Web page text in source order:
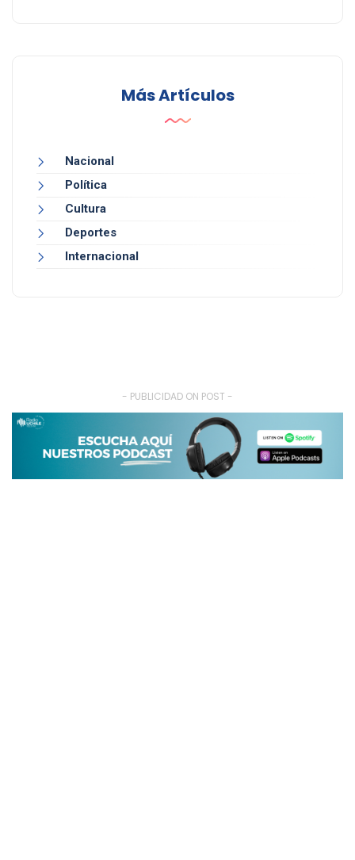
Más Artículos
Nacional
Política
Cultura
Deportes
Internacional
- PUBLICIDAD ON POST -